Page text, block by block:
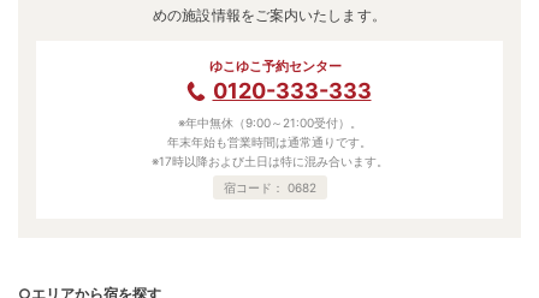
めの施設情報をご案内いたします。
ゆこゆこ予約センター
0120-333-333
※年中無休（9:00～21:00受付）。
年末年始も営業時間は通常通りです。
※17時以降および土日は特に混み合います。
宿コード： 0682
○エリアから宿を探す